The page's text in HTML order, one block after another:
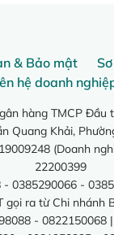
& Bảo mật
hệ doanh
hàng TMCP Đầu
Quang Khải,
(Doanh
22200399
- 0385290066 -
ra từ Chi nhánh
- 0822150068